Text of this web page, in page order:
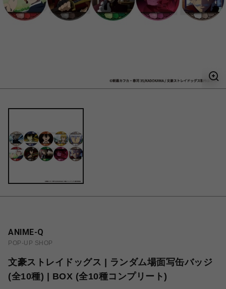
ANIME-Q
POP-UP SHOP
文豪ストレイドッグス | ランダム場面写缶バッジ
(全10種) | BOX (全10種コンプリート)